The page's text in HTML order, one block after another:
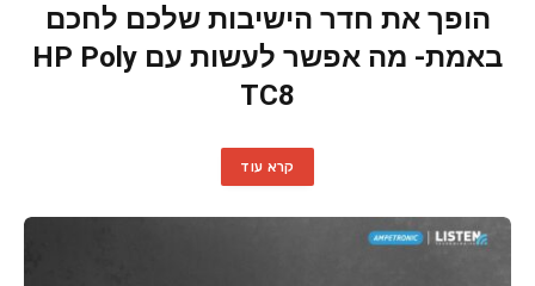
הופך את חדר הישיבות שלכם לחכם
באמת- מה אפשר לעשות עם HP Poly
TC8
קרא עוד